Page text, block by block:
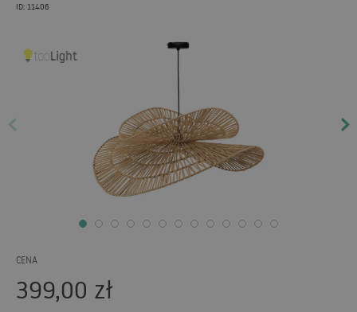
ID: 11406
CENA
399,00 zł